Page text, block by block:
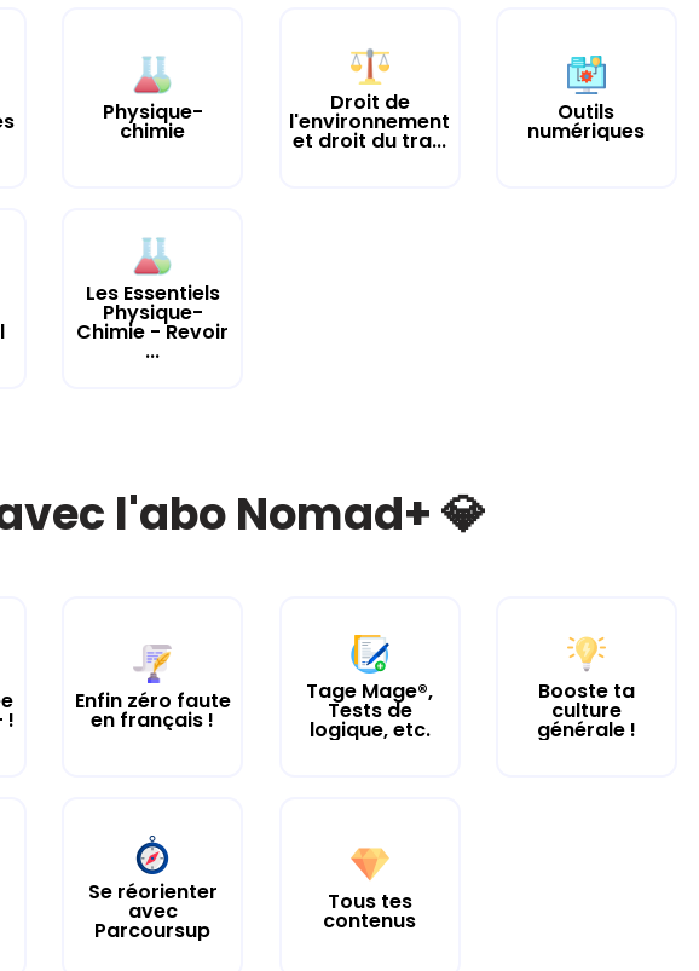
Physique-
chimie
Droit de
l'environnement
et droit du tra...
Outils
numériques
Les Essentiels
Physique-
Chimie - Revoir
...
l'abo Nomad+ 💎
!
Enfin zéro faute
en français !
Tage Mage®,
Tests de
logique, etc.
Booste ta
culture
générale !
Se réorienter
avec
Parcoursup
Tous tes
contenus